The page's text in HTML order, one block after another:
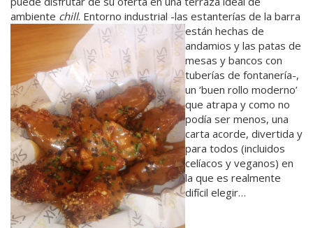
ambiente chill. Entorno industrial -las estanterías de la barra
están hechas de
andamios y las patas de
mesas y bancos con
tuberías de fontanería-,
un ‘buen rollo moderno’
que atrapa y como no
podía ser menos, una
carta acorde, divertida y
para todos (incluidos
celíacos y veganos) en
la que es realmente
difícil elegir…